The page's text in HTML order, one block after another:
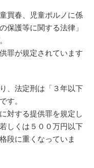
買春、児童ポルノに係
保護等に関する法律」
罪が規定されています
、法定刑は「３年以下
す。
対する提供罪を規定し
しくは５００万円以下
段に重くなっていま